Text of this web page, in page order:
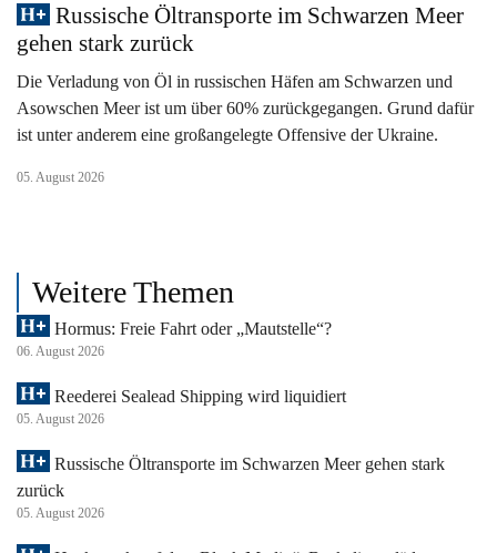
Russische Öltransporte im Schwarzen Meer
gehen stark zurück
Die Verladung von Öl in russischen Häfen am Schwarzen und
Asowschen Meer ist um über 60% zurückgegangen. Grund dafür
ist unter anderem eine großangelegte Offensive der Ukraine.
05. August 2026
Weitere Themen
Hormus: Freie Fahrt oder „Mautstelle“?
06. August 2026
Reederei Sealead Shipping wird liquidiert
05. August 2026
Russische Öltransporte im Schwarzen Meer gehen stark
zurück
05. August 2026